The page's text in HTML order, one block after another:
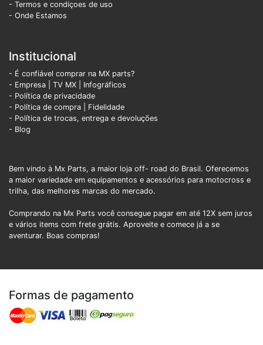
- Termos e condiçoes de uso
- Onde Estamos
Institucional
- É confiável comprar na MX parts?
- Empresa
TV MX
Infográficos
- Política de privacidade
- Política de compra | Fidelidade
- Política de trocas, entrega e devoluções
- Blog
Bem vindo à Mx Parts, a maior loja off- road do Brasil. Oferecemos
a maior variedade em equipamentos e acessórios para motocross e
trilha, das melhores marcas do mercado.
Comprando na Mx Parts você consegue pagar em até 12X sem juros
e vários items com frete grátis. Aproveite e comece já a se
aventurar. Boas compras!
Formas de pagamento